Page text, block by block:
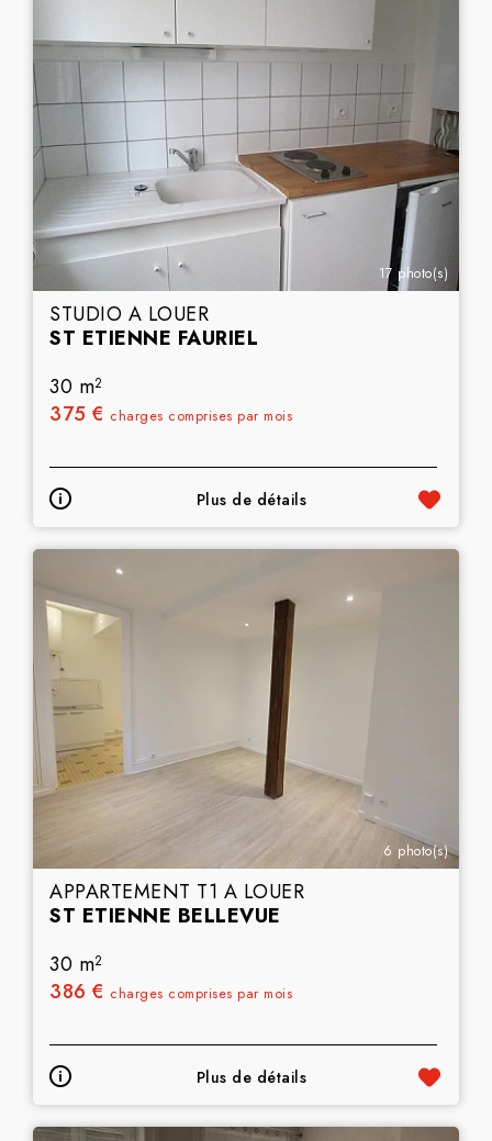
17 photo(s)
STUDIO A LOUER
ST ETIENNE FAURIEL
30 m2
375 € charges comprises par mois
Plus de détails
6 photo(s)
APPARTEMENT T1 A LOUER
ST ETIENNE BELLEVUE
30 m2
386 € charges comprises par mois
Plus de détails